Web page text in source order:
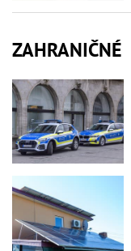
ZAHRANIČNÉ